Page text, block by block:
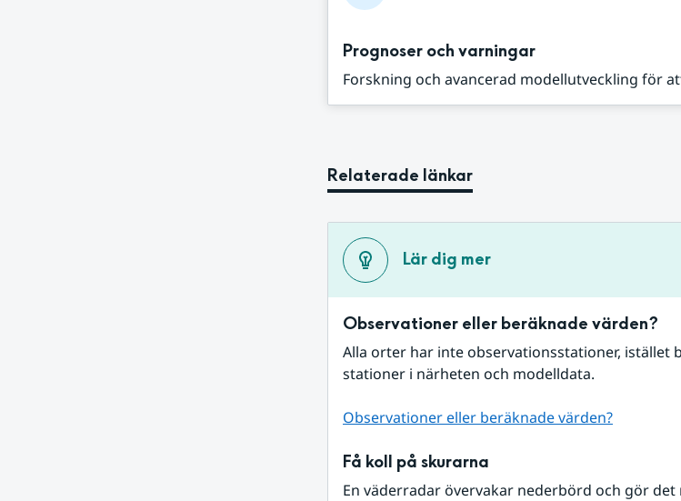
Prognoser och varningar
Forskning och avancerad modellutveckling för
Relaterade länkar
Lär dig mer
Observationer eller beräknade värden?
Alla orter har inte observationsstationer, istället
stationer i närheten och modelldata.
Observationer eller beräknade värden?
Få koll på skurarna
En väderradar övervakar nederbörd och gör